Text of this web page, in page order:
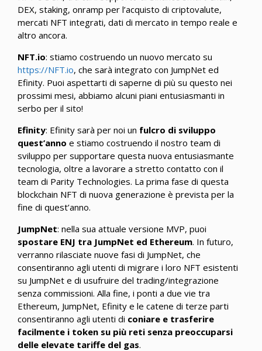
DEX, staking, onramp per l’acquisto di criptovalute,
mercati NFT integrati, dati di mercato in tempo reale e
altro ancora.
NFT.io: stiamo costruendo un nuovo mercato su
https://NFT.io, che sarà integrato con JumpNet ed
Efinity. Puoi aspettarti di saperne di più su questo nei
prossimi mesi, abbiamo alcuni piani entusiasmanti in
serbo per il sito!
Efinity: Efinity sarà per noi un fulcro di sviluppo
quest’anno e stiamo costruendo il nostro team di
sviluppo per supportare questa nuova entusiasmante
tecnologia, oltre a lavorare a stretto contatto con il
team di Parity Technologies. La prima fase di questa
blockchain NFT di nuova generazione è prevista per la
fine di quest’anno.
JumpNet: nella sua attuale versione MVP, puoi
spostare ENJ tra JumpNet ed Ethereum. In futuro,
verranno rilasciate nuove fasi di JumpNet, che
consentiranno agli utenti di migrare i loro NFT esistenti
su JumpNet e di usufruire del trading/integrazione
senza commissioni. Alla fine, i ponti a due vie tra
Ethereum, JumpNet, Efinity e le catene di terze parti
consentiranno agli utenti di coniare e trasferire
facilmente i token su più reti senza preoccuparsi
delle elevate tariffe del gas.